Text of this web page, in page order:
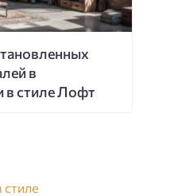
в
в стиле Лофт